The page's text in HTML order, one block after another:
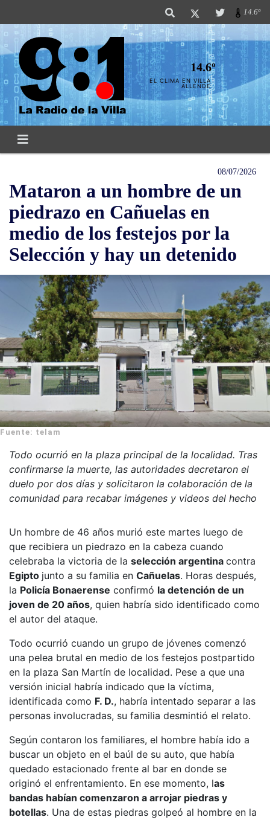
14.6º
14.6º
EL CLIMA EN VILLA
ALLENDE
08/07/2026
Mataron a un hombre de un
piedrazo en Cañuelas en
medio de los festejos por la
Selección y hay un detenido
Fuente: telam
Todo ocurrió en la plaza principal de la localidad. Tras
confirmarse la muerte, las autoridades decretaron el
duelo por dos días y solicitaron la colaboración de la
comunidad para recabar imágenes y videos del hecho
Un hombre de 46 años murió este martes luego de
que recibiera un piedrazo en la cabeza cuando
celebraba la victoria de la selección argentina contra
Egipto junto a su familia en Cañuelas. Horas después,
la Policía Bonaerense confirmó la detención de un
joven de 20 años, quien habría sido identificado como
el autor del ataque.
Todo ocurrió cuando un grupo de jóvenes comenzó
una pelea brutal en medio de los festejos postpartido
en la plaza San Martín de localidad. Pese a que una
versión inicial habría indicado que la víctima,
identificada como F. D., habría intentado separar a las
personas involucradas, su familia desmintió el relato.
Según contaron los familiares, el hombre había ido a
buscar un objeto en el baúl de su auto, que había
quedado estacionado frente al bar en donde se
originó el enfrentamiento. En ese momento, las
bandas habían comenzaron a arrojar piedras y
botellas. Una de estas piedras golpeó al hombre en la